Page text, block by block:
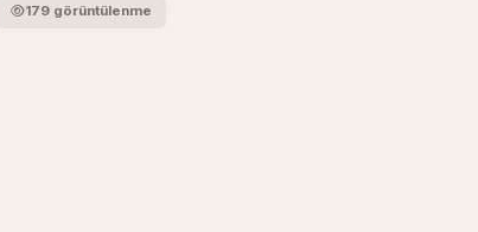
179 görüntülenme